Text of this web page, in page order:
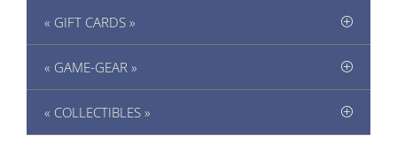
« GIFT CARDS »
« GAME-GEAR »
« COLLECTIBLES »